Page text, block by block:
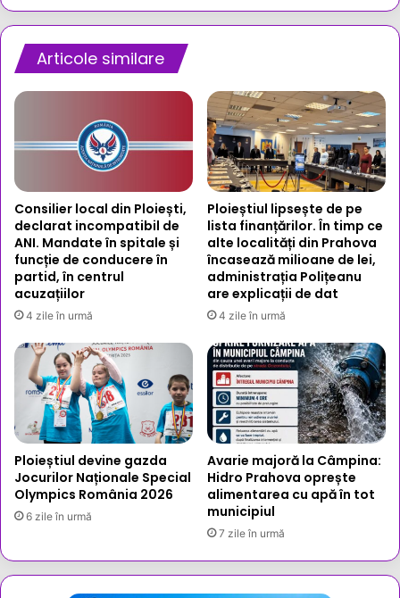
69
ani,
ultima
victimă
Articole similare
Consilier local din Ploiești,
declarat incompatibil de
ANI. Mandate în spitale și
funcție de conducere în
partid, în centrul
acuzațiilor
4 zile în urmă
Ploieștiul lipsește de pe
lista finanțărilor. În timp ce
alte localități din Prahova
încasează milioane de lei,
administrația Polițeanu
are explicații de dat
4 zile în urmă
Ploieștiul devine gazda
Jocurilor Naționale Special
Olympics România 2026
6 zile în urmă
Avarie majoră la Câmpina:
Hidro Prahova oprește
alimentarea cu apă în tot
municipiul
7 zile în urmă